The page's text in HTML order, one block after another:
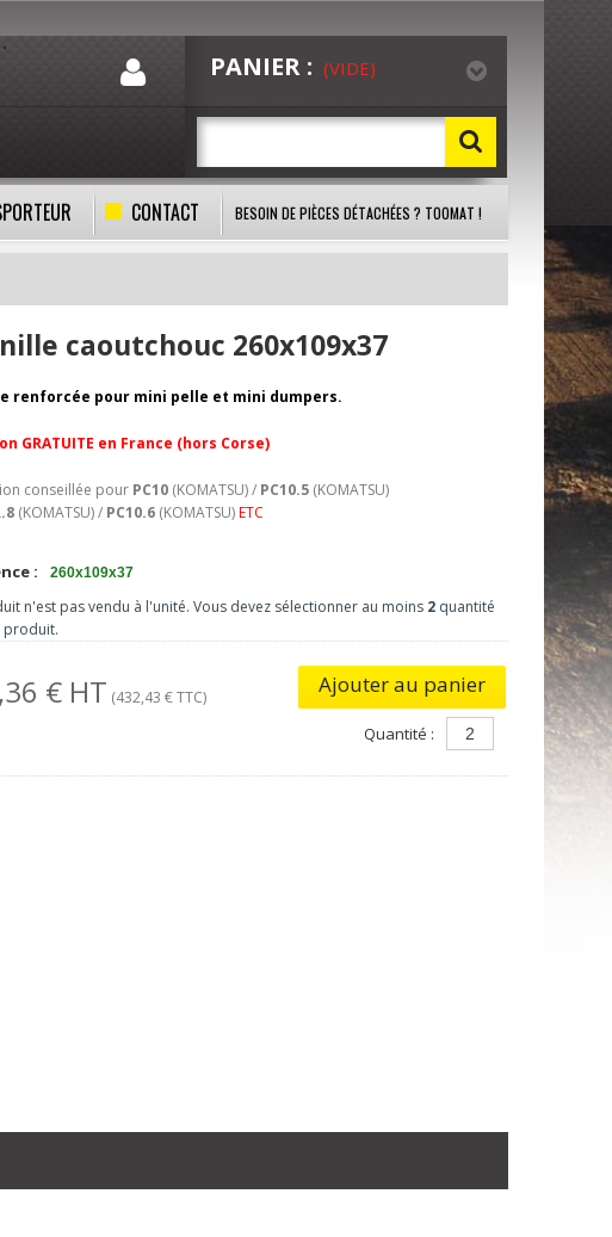
CONTACT BESOIN DE PIÈCES DÉTACHÉES ? TOOMAT !
PANIER : (VIDE)
caoutchouc 260x109x37
renforcée pour mini pelle et mini dumpers.
GRATUITE en France (hors Corse)
conseillée pour PC10 (KOMATSU) / PC10.5 (KOMATSU)
(KOMATSU) / PC10.6 (KOMATSU)ETC
: 260x109x37
n'est pas vendu à l'unité. Vous devez sélectionner au moins 2 quantité
produit.
€ HT (432,43 € TTC) Ajouter au panier
Quantité :